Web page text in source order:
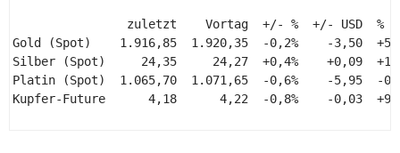
zuletzt    Vortag  +/- %  +/- USD  %
Gold (Spot)    1.916,85  1.920,35  -0,2%    -3,50
Silber (Spot)     24,35     24,27  +0,4%    +0,09
Platin (Spot)  1.065,70  1.071,65  -0,6%    -5,95  -
Kupfer-Future      4,18      4,22  -0,8%    -0,03